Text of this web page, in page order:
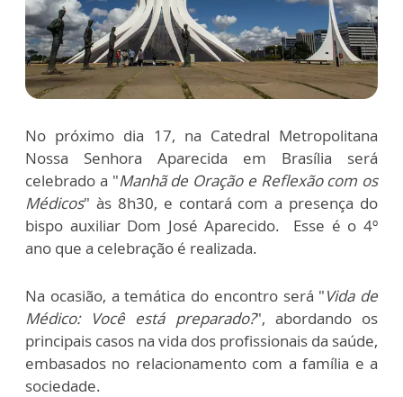
No próximo dia 17, na Catedral Metropolitana
Nossa Senhora Aparecida em Brasília será
celebrado a "Manhã de Oração e Reflexão com os
Médicos" às 8h30, e contará com a presença do
bispo auxiliar Dom José Aparecido. Esse é o 4º
ano que a celebração é realizada.
Na ocasião, a temática do encontro será "Vida de
Médico: Você está preparado?", abordando os
principais casos na vida dos profissionais da saúde,
embasados no relacionamento com a família e a
sociedade.